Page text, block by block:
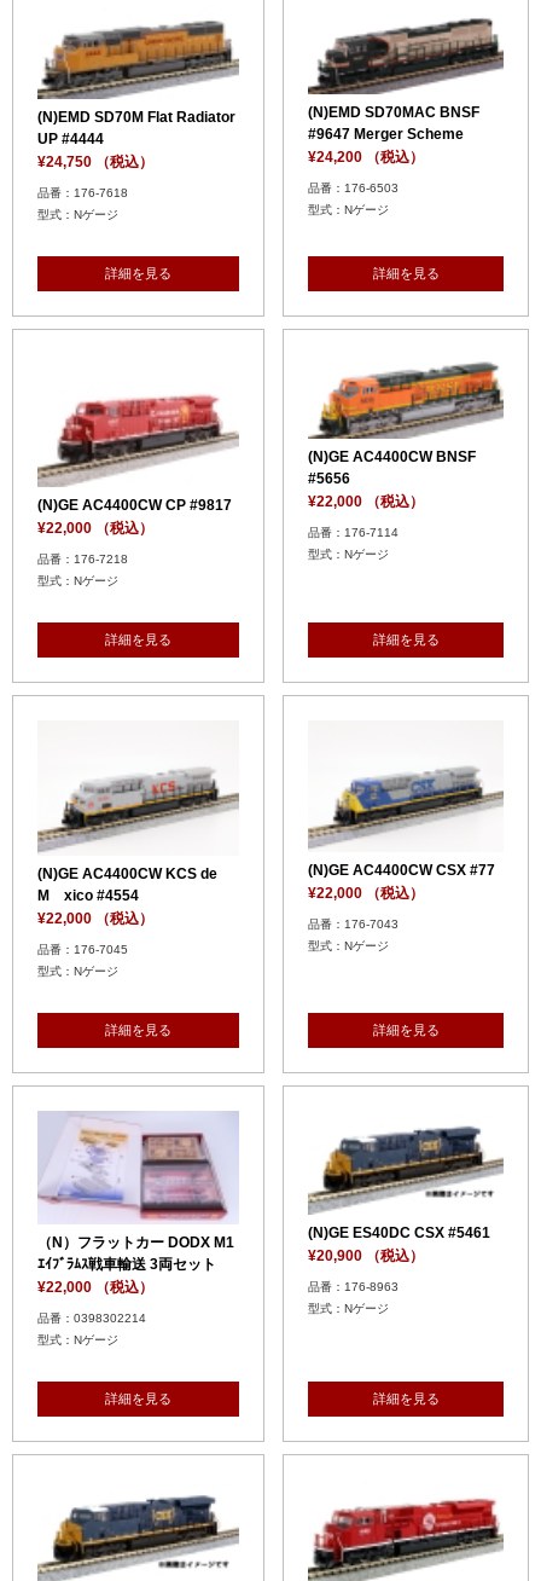
(N)EMD SD70M Flat Radiator
UP #4444
¥24,750 （税込）
品番：176-7618
型式：Nゲージ
詳細を見る
(N)EMD SD70MAC BNSF
#9647 Merger Scheme
¥24,200 （税込）
品番：176-6503
型式：Nゲージ
詳細を見る
(N)GE AC4400CW CP #9817
¥22,000 （税込）
品番：176-7218
型式：Nゲージ
詳細を見る
(N)GE AC4400CW BNSF
#5656
¥22,000 （税込）
品番：176-7114
型式：Nゲージ
詳細を見る
(N)GE AC4400CW KCS de
M xico #4554
¥22,000 （税込）
品番：176-7045
型式：Nゲージ
詳細を見る
(N)GE AC4400CW CSX #77
¥22,000 （税込）
品番：176-7043
型式：Nゲージ
詳細を見る
（N）フラットカー DODX M1
ｴｲﾌﾞﾗﾑｽ戦車輸送 3両セット
¥22,000 （税込）
品番：0398302214
型式：Nゲージ
詳細を見る
(N)GE ES40DC CSX #5461
¥20,900 （税込）
品番：176-8963
型式：Nゲージ
詳細を見る